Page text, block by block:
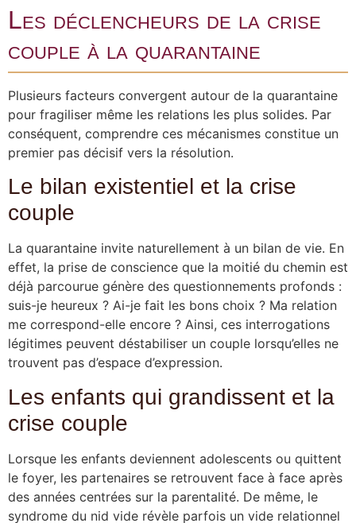
Les déclencheurs de la crise
couple à la quarantaine
Plusieurs facteurs convergent autour de la quarantaine
pour fragiliser même les relations les plus solides. Par
conséquent, comprendre ces mécanismes constitue un
premier pas décisif vers la résolution.
Le bilan existentiel et la crise
couple
La quarantaine invite naturellement à un bilan de vie. En
effet, la prise de conscience que la moitié du chemin est
déjà parcourue génère des questionnements profonds :
suis-je heureux ? Ai-je fait les bons choix ? Ma relation
me correspond-elle encore ? Ainsi, ces interrogations
légitimes peuvent déstabiliser un couple lorsqu’elles ne
trouvent pas d’espace d’expression.
Les enfants qui grandissent et la
crise couple
Lorsque les enfants deviennent adolescents ou quittent
le foyer, les partenaires se retrouvent face à face après
des années centrées sur la parentalité. De même, le
syndrome du nid vide révèle parfois un vide relationnel